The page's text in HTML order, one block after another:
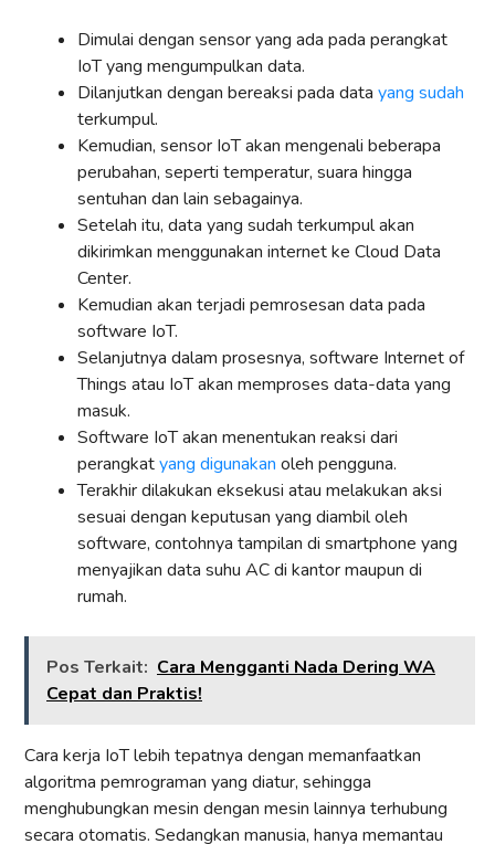
Dimulai dengan sensor yang ada pada perangkat
IoT yang mengumpulkan data.
Dilanjutkan dengan bereaksi pada data yang sudah
terkumpul.
Kemudian, sensor IoT akan mengenali beberapa
perubahan, seperti temperatur, suara hingga
sentuhan dan lain sebagainya.
Setelah itu, data yang sudah terkumpul akan
dikirimkan menggunakan internet ke Cloud Data
Center.
Kemudian akan terjadi pemrosesan data pada
software IoT.
Selanjutnya dalam prosesnya, software Internet of
Things atau IoT akan memproses data-data yang
masuk.
Software IoT akan menentukan reaksi dari
perangkatyang digunakan oleh pengguna.
Terakhir dilakukan eksekusi atau melakukan aksi
sesuai dengan keputusan yang diambil oleh
software, contohnya tampilan di smartphone yang
menyajikan data suhu AC di kantor maupun di
rumah.
Pos Terkait: Cara Mengganti Nada Dering WA
Cepat dan Praktis!
Cara kerja IoT lebih tepatnya dengan memanfaatkan
algoritma pemrograman yang diatur, sehingga
menghubungkan mesin dengan mesin lainnya terhubung
secara otomatis. Sedangkan manusia, hanya memantau